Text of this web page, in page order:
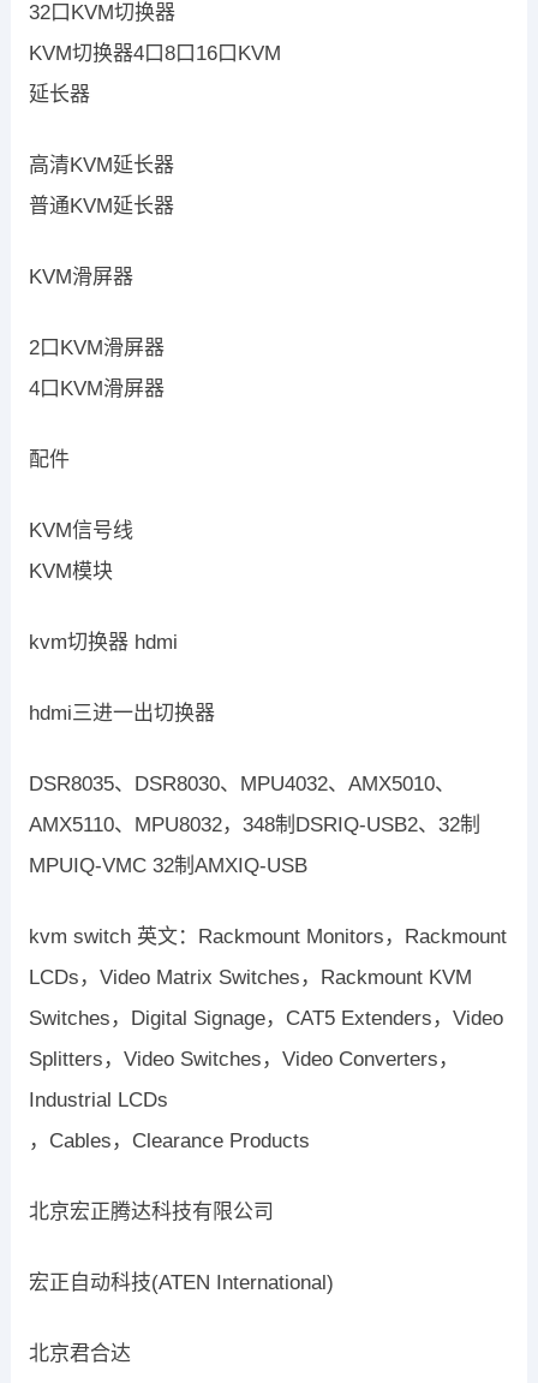
32口KVM切换器
KVM切换器4口8口16口KVM
延长器
高清KVM延长器
普通KVM延长器
KVM滑屏器
2口KVM滑屏器
4口KVM滑屏器
配件
KVM信号线
KVM模块
kvm切换器 hdmi
hdmi三进一出切换器
DSR8035、DSR8030、MPU4032、AMX5010、
AMX5110、MPU8032，348制DSRIQ-USB2、32制
MPUIQ-VMC 32制AMXIQ-USB
kvm switch 英文：Rackmount Monitors，Rackmount
LCDs，Video Matrix Switches，Rackmount KVM
Switches，Digital Signage，CAT5 Extenders，Video
Splitters，Video Switches，Video Converters，
Industrial LCDs
，Cables，Clearance Products
北京宏正腾达科技有限公司
宏正自动科技(ATEN International)
北京君合达